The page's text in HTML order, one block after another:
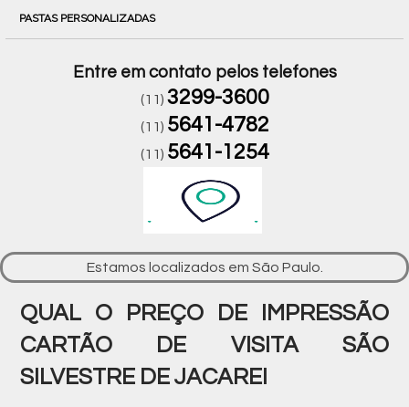
PASTAS PERSONALIZADAS
Entre em contato pelos telefones
(11) 3299-3600
(11) 5641-4782
(11) 5641-1254
Estamos localizados em São Paulo.
QUAL O PREÇO DE IMPRESSÃO
CARTÃO DE VISITA SÃO
SILVESTRE DE JACAREI